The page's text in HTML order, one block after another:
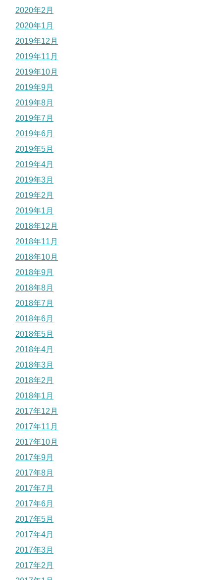
2020年2月
2020年1月
2019年12月
2019年11月
2019年10月
2019年9月
2019年8月
2019年7月
2019年6月
2019年5月
2019年4月
2019年3月
2019年2月
2019年1月
2018年12月
2018年11月
2018年10月
2018年9月
2018年8月
2018年7月
2018年6月
2018年5月
2018年4月
2018年3月
2018年2月
2018年1月
2017年12月
2017年11月
2017年10月
2017年9月
2017年8月
2017年7月
2017年6月
2017年5月
2017年4月
2017年3月
2017年2月